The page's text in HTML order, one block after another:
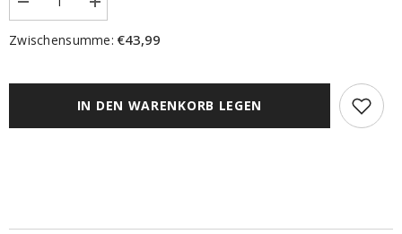
verringern
für
Fertigschal
135x245cm
Menge
erhöhen
für
Fertigschal
natur
135x245cm
Zwischensumme:€43,99
IN DEN WARENKORB LEGEN